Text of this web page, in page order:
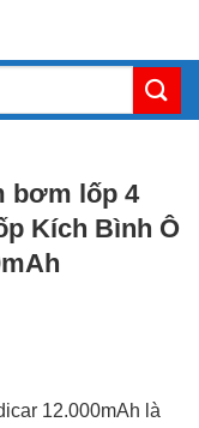
bơm lốp 4
Kích Bình Ô
12.000mAh là